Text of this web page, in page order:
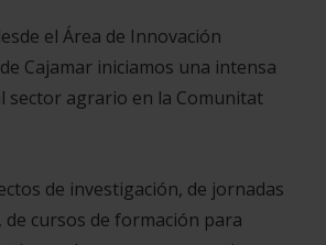
el Área de Innovación
Cajamar iniciamos una intensa
sector agrario en la Comunitat
de investigación, de jornadas
cursos de formación para